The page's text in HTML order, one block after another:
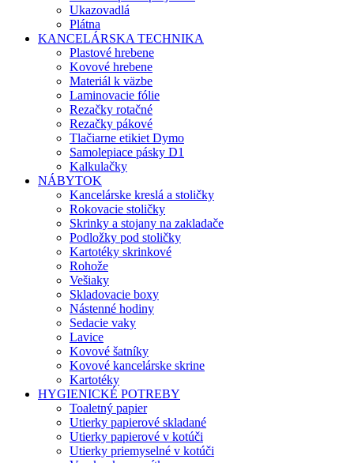
Ukazovadlá
Plátna
KANCELÁRSKA TECHNIKA
Plastové hrebene
Kovové hrebene
Materiál k väzbe
Laminovacie fólie
Rezačky rotačné
Rezačky pákové
Tlačiarne etikiet Dymo
Samolepiace pásky D1
Kalkulačky
NÁBYTOK
Kancelárske kreslá a stoličky
Rokovacie stoličky
Skrinky a stojany na zakladače
Podložky pod stoličky
Kartotéky skrinkové
Rohože
Vešiaky
Skladovacie boxy
Nástenné hodiny
Sedacie vaky
Lavice
Kovové šatníky
Kovové kancelárske skrine
Kartotéky
HYGIENICKÉ POTREBY
Toaletný papier
Utierky papierové skladané
Utierky papierové v kotúči
Utierky priemyselné v kotúči